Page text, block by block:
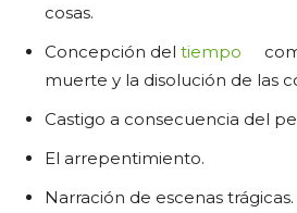
cosas.
Concepción del tiempo
muerte y la disolución de las
Castigo a consecuencia del
El arrepentimiento.
Narración de escenas trágicas.